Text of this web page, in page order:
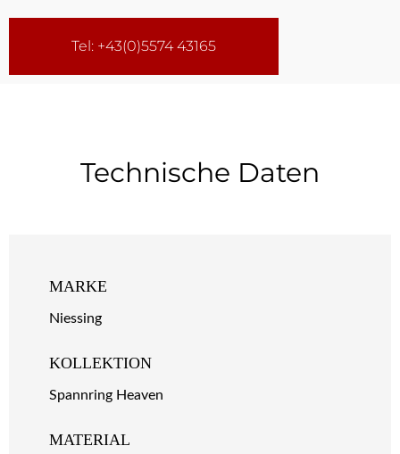
Tel: +43(0)5574 43165
Technische Daten
MARKE
Niessing
KOLLEKTION
Spannring Heaven
MATERIAL